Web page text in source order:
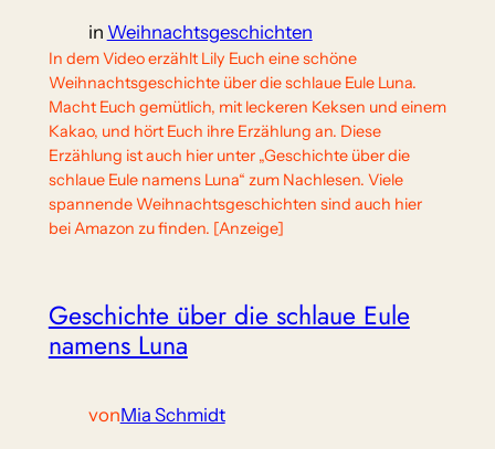
in Weihnachtsgeschichten
In dem Video erzählt Lily Euch eine schöne
Weihnachtsgeschichte über die schlaue Eule Luna.
Macht Euch gemütlich, mit leckeren Keksen und einem
Kakao, und hört Euch ihre Erzählung an. Diese
Erzählung ist auch hier unter „Geschichte über die
schlaue Eule namens Luna“ zum Nachlesen. Viele
spannende Weihnachtsgeschichten sind auch hier
bei Amazon zu finden. [Anzeige]
Geschichte über die schlaue Eule
namens Luna
vonMia Schmidt